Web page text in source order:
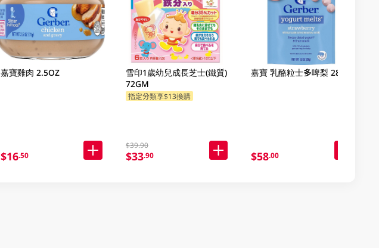
嘉寶雞肉 2.5OZ
$16.50
雪印1歲幼兒成長芝士(鐵質)
72GM
指定分類享$13換購
$39.90
$33.90
嘉寶 乳酪粒士多啤梨 28克
$58.00